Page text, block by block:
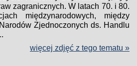
zagranicznych. W latach 70. i 80.
międzynarodowych, między
Zjednoczonych ds. Handlu
więcej zdjęć z tego tematu »